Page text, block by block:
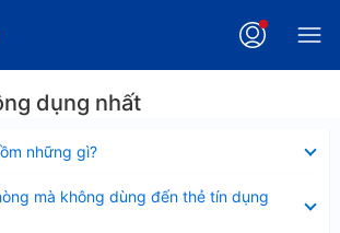
dụng nhất
những gì?
mà không dùng đến thẻ tín dụng